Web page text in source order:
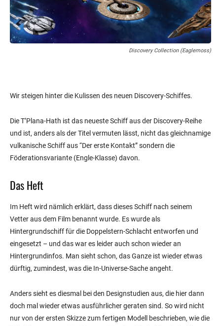
Discovery Collection (Eaglemoss)
Wir steigen hinter die Kulissen des neuen Discovery-Schiffes.
Die T’Plana-Hath ist das neueste Schiff aus der Discovery-Reihe
und ist, anders als der Titel vermuten lässt, nicht das gleichnamige
vulkanische Schiff aus “Der erste Kontakt” sondern die
Föderationsvariante (Engle-Klasse) davon.
Das Heft
Im Heft wird nämlich erklärt, dass dieses Schiff nach seinem
Vetter aus dem Film benannt wurde. Es wurde als
Hintergrundschiff für die Doppelstern-Schlacht entworfen und
eingesetzt – und das war es leider auch schon wieder an
Hintergrundinfos. Man sieht schon, das Ganze ist wieder etwas
dürftig, zumindest, was die In-Universe-Sache angeht.
Anders sieht es diesmal bei den Designstudien aus, die hier dann
doch mal wieder etwas ausführlicher geraten sind. So wird nicht
nur von der ersten Skizze zum fertigen Modell beschrieben, wie die